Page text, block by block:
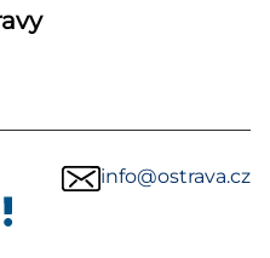
info@ostrava.cz